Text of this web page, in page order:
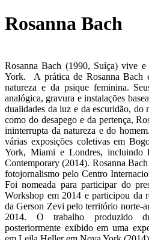
Rosanna Bach
Rosanna Bach (1990, Suíça) vive e
York. A prática de Rosanna Bach
natureza e da psique feminina.
analógica, gravura e instalações
dualidades da luz e da escuridão, do
como do desapego e da pertença,
ininterrupta da natureza e do
várias exposições coletivas em
York, Miami e Londres, incluindo
Contemporary (2014). Rosanna
fotojornalismo pelo Centro
Foi nomeada para participar do
Workshop em 2014 e participou da
da Gerson Zevi pelo território norte-
2014. O trabalho produzido
posteriormente exibido em uma